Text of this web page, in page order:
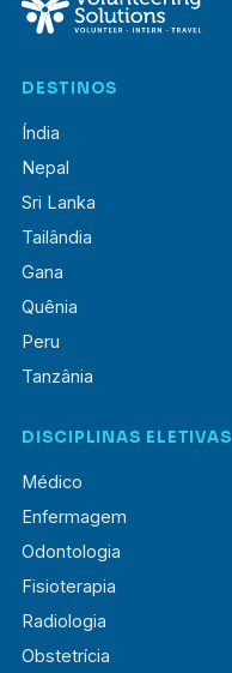
DESTINOS
Índia
Nepal
Sri Lanka
Tailândia
Gana
Quênia
Peru
Tanzânia
DISCIPLINAS ELETIVAS
Médico
Enfermagem
Odontologia
Fisioterapia
Radiologia
Obstetrícia